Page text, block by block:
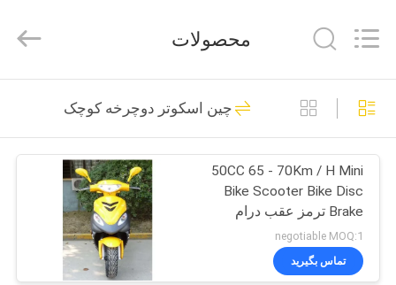
خانه
محصولات
درباره
Vehicle
Co.,Ltd.
Reserved.
چهار چرخ ATV
32
محصولات
چین اسکوتر دوچرخه کوچک
50CC 65 - 70Km / H Mini
Bike Scooter Bike Disc
Brake ترمز عقب درام
عقب
negotiable MOQ:1
تماس بگیرید